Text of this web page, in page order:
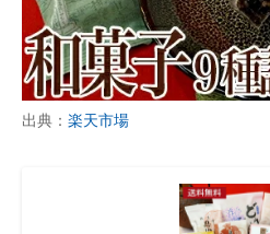
出典： 楽天市場